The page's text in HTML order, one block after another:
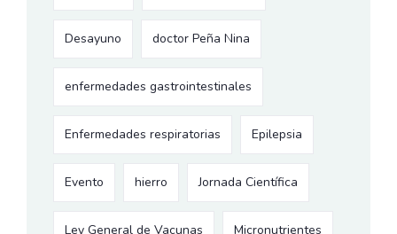
Desayuno doctor Peña Nina
enfermedades gastrointestinales
Enfermedades respiratorias Epilepsia
Evento hierro Jornada Científica
Ley General de Vacunas Micronutrientes